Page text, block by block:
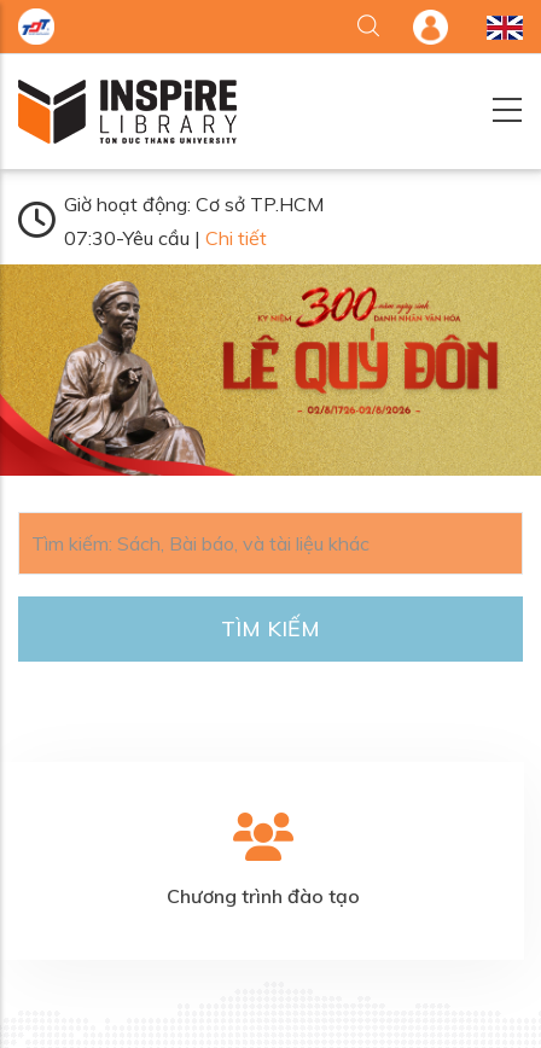
Nhảy đến nội dung
Giờ hoạt động: Cơ sở TP.HCM
07:30-Yêu cầu | Chi tiết
Chương trình đào tạo